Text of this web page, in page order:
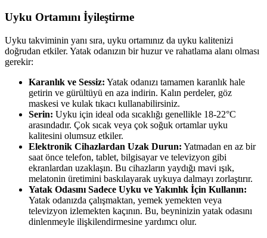
Uyku Ortamını İyileştirme
Uyku takviminin yanı sıra, uyku ortamınız da uyku kalitenizi
doğrudan etkiler. Yatak odanızın bir huzur ve rahatlama alanı olması
gerekir:
Karanlık ve Sessiz: Yatak odanızı tamamen karanlık hale
getirin ve gürültüyü en aza indirin. Kalın perdeler, göz
maskesi ve kulak tıkacı kullanabilirsiniz.
Serin: Uyku için ideal oda sıcaklığı genellikle 18-22°C
arasındadır. Çok sıcak veya çok soğuk ortamlar uyku
kalitesini olumsuz etkiler.
Elektronik Cihazlardan Uzak Durun: Yatmadan en az bir
saat önce telefon, tablet, bilgisayar ve televizyon gibi
ekranlardan uzaklaşın. Bu cihazların yaydığı mavi ışık,
melatonin üretimini baskılayarak uykuya dalmayı zorlaştırır.
Yatak Odasını Sadece Uyku ve Yakınlık İçin Kullanın:
Yatak odanızda çalışmaktan, yemek yemekten veya
televizyon izlemekten kaçının. Bu, beyninizin yatak odasını
dinlenmeyle ilişkilendirmesine yardımcı olur.